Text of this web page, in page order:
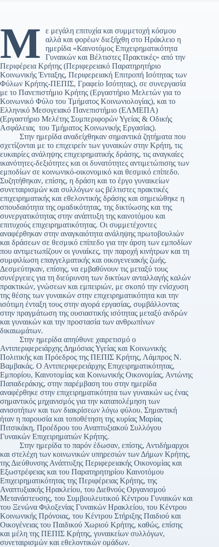
Μ
ε μεγάλη επιτυχία και συμμετοχή κόσμου
αλλά και φορέων διεξήχθη στο Ηράκλειο η
ημερίδα «Καινοτόμος Επιχειρηματικότητα
Γυναικών και Βέλτιστες Πρακτικές» από την
Περιφέρεια Κρήτης (Περιφερειακό Παρατηρητήριο
Κοινωνικής Ένταξης, Περιφερειακή Επιτροπή Ισότητας των
Φύλων Κρήτης-ΠΕΠΙΣ, Γραφείο Ισότητας), σε συνεργασία
με το Πανεπιστήμιο Κρήτης (Εργαστήριο Μελετών για το
Κοινωνικό Φύλο του Τμήματος Κοινωνιολογίας), και το
Ελληνικό Μεσογειακό Πανεπιστήμιο (ΕΛΜΕΠΑ)
(Εργαστήριο Μελέτης Συμπεριφορών Υγείας & Οδικής
Ασφάλειας του Τμήματος Κοινωνικής Εργασίας).
Στην ημερίδα αναδείχθηκαν σημαντικά ζητήματα που
σχετίζονται με το επιχειρείν των γυναικών στην Κρήτη, τις
ευκαιρίες ανάληψης επιχειρηματικής δράσης, τις αναγκαίες
ικανότητες-δεξιότητες και οι δυνατότητες αντιμετώπισης των
εμποδίων σε κοινωνικό-οικονομικό και θεσμικό επίπεδο.
Συζητήθηκαν, επίσης, η δράση και το έργο γυναικείων
συνεταιρισμών και συλλόγων ως βέλτιστες πρακτικές
επιχειρηματικής και εθελοντικής δράσης και σημειώθηκε η
σπουδαιότητα της ομαδικότητας, της δικτύωσης και της
συνεργατικότητας στην ανάπτυξη της καινοτόμου και
επιτυχούς επιχειρηματικότητας. Οι συμμετέχοντες
αναφέρθηκαν στην αναγκαιότητα ανάληψης πρωτοβουλιών
και δράσεων σε θεσμικό επίπεδο για την άρση των εμποδίων
που αντιμετωπίζουν οι γυναίκες, την παροχή κινήτρων και τη
συμφιλίωση επαγγελματικής και οικογενειακής ζωής.
Δεσμεύτηκαν, επίσης, να εμβαθύνουν τις μεταξύ τους
συνέργειες για τη διεύρυνση των δικτύων ανταλλαγής καλών
πρακτικών, γνώσεων και εμπειριών, με σκοπό την ενίσχυση
της θέσης των γυναικών στην επιχειρηματικότητα και την
ισότιμη ένταξη τους στην αγορά εργασίας, συμβάλλοντας
στην πραγμάτωση της ουσιαστικής ισότητας μεταξύ ανδρών
και γυναικών και την προστασία των ανθρωπίνων
δικαιωμάτων.
Στην ημερίδα απηύθυνε χαιρετισμό ο
Αντιπεριφερειάρχης Δημόσιας Υγείας και Κοινωνικής
Πολιτικής και Πρόεδρος της ΠΕΠΙΣ Κρήτης, Λάμπρος Ν.
Βαμβακάς. Ο Αντιπεριφερειάρχης Επιχειρηματικότητας,
Εμπορίου, Καινοτομίας και Κοινωνικής Οικονομίας, Αντώνης
Παπαδεράκης, στην παρέμβαση του στην ημερίδα
αναφέρθηκε στην επιχειρηματικότητα των γυναικών ως ένας
σημαντικός μηχανισμός για την καταπολέμηση των
ανισοτήτων και των διακρίσεων λόγω φύλου. Σημαντική
ήταν η παρουσία και τοποθέτηση της κυρίας Μαρίας
Πιτσικάκη, Προέδρου του Αναπτυξιακού Συλλόγου
Γυναικών Επιχειρηματιών Κρήτης.
Στην ημερίδα το παρόν έδωσαν, επίσης, Αντιδήμαρχοι
και στελέχη των κοινωνικών υπηρεσιών των Δήμων Κρήτης,
της Διεύθυνσης Ανάπτυξης Περιφερειακής Οικονομίας και
Εξωστρέφειας και του Παρατηρητηρίου Καινοτόμου
Επιχειρηματικότητας της Περιφέρειας Κρήτης, της
Αναπτυξιακής Ηρακλείου, του Διεθνούς Οργανισμού
Μετανάστευσης, του Συμβουλευτικού Κέντρου Γυναικών και
του Ξενώνα Φιλοξενίας Γυναικών Ηρακλείου, του Κέντρου
Κοινωνικής Πρόνοιας, του Κέντρου Στήριξης Παιδιού και
Οικογένειας του Παιδικού Χωριού Κρήτης, καθώς, επίσης
και μέλη της ΠΕΠΙΣ Κρήτης, γυναικείων συλλόγων,
συνεταιρισμών και εθελοντικών ομάδων.